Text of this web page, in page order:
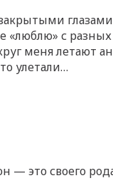
закрытыми
«люблю» с
меня летают
улетали…
— это своего